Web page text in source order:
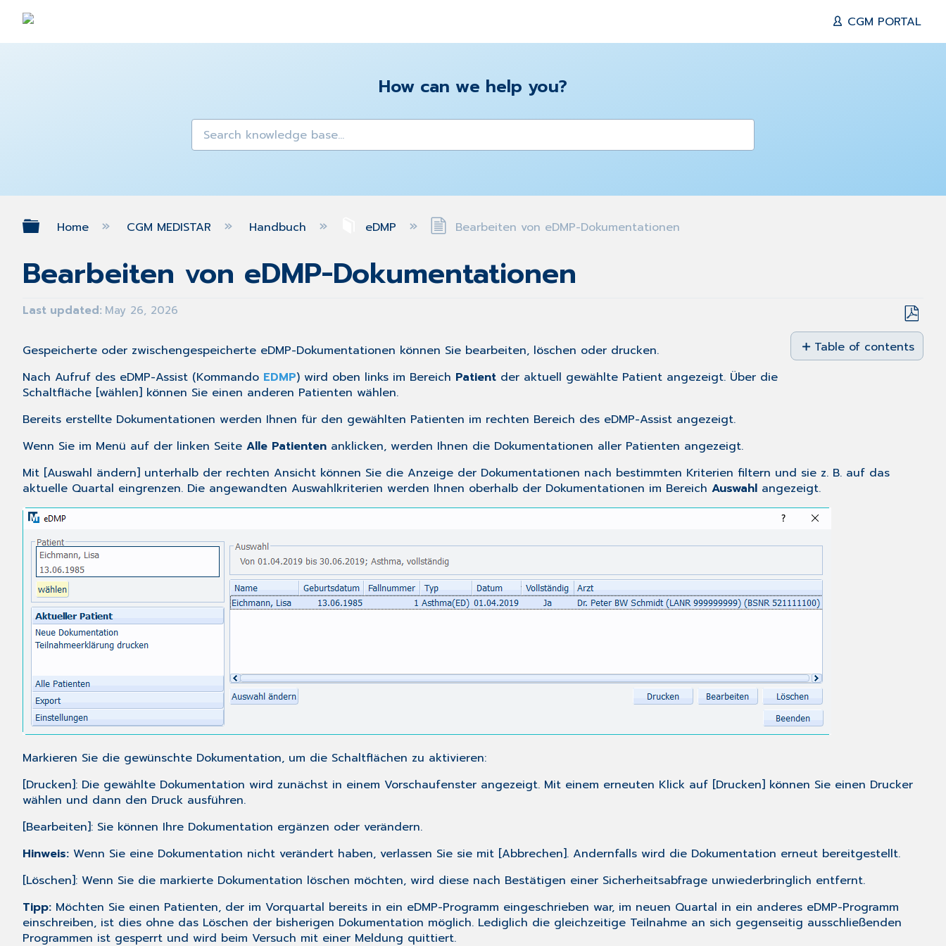
CGM PORTAL
How can we help you?
Expand/collapse global hierarchy
Home CGM MEDISTAR Handbuch eDMP Bearbeiten von eDMP-Dokumentationen
Bearbeiten von eDMP-Dokumentationen
Last updated May 26, 2026
Save
as
PDF
Table of contents
No
Gespeicherte oder zwischengespeicherte eDMP-Dokumentationen können Sie bearbeiten, löschen oder drucken.
Nach Aufruf des eDMP-Assist (Kommando EDMP) wird oben links im Bereich Patient der aktuell gewählte Patient angezeigt. Über die
Schaltfläche [wählen] können Sie einen anderen Patienten wählen.
Bereits erstellte Dokumentationen werden Ihnen für den gewählten Patienten im rechten Bereich des eDMP-Assist angezeigt.
Wenn Sie im Menü auf der linken Seite Alle Patienten anklicken, werden Ihnen die Dokumentationen aller Patienten angezeigt.
Mit [Auswahl ändern] unterhalb der rechten Ansicht können Sie die Anzeige der Dokumentationen nach bestimmten Kriterien filtern und sie z. B. auf das
aktuelle Quartal eingrenzen. Die angewandten Auswahlkriterien werden Ihnen oberhalb der Dokumentationen im Bereich Auswahl angezeigt.
Markieren Sie die gewünschte Dokumentation, um die Schaltflächen zu aktivieren:
[Drucken]: Die gewählte Dokumentation wird zunächst in einem Vorschaufenster angezeigt. Mit einem erneuten Klick auf [Drucken] können Sie einen Drucker
wählen und dann den Druck ausführen.
[Bearbeiten]: Sie können Ihre Dokumentation ergänzen oder verändern.
Hinweis: Wenn Sie eine Dokumentation nicht verändert haben, verlassen Sie sie mit [Abbrechen]. Andernfalls wird die Dokumentation erneut bereitgestellt.
[Löschen]: Wenn Sie die markierte Dokumentation löschen möchten, wird diese nach Bestätigen einer Sicherheitsabfrage unwiederbringlich entfernt.
Tipp: Möchten Sie einen Patienten, der im Vorquartal bereits in ein eDMP-Programm eingeschrieben war, im neuen Quartal in ein anderes eDMP-Programm
einschreiben, ist dies ohne das Löschen der bisherigen Dokumentation möglich. Lediglich die gleichzeitige Teilnahme an sich gegenseitig ausschließenden
Programmen ist gesperrt und wird beim Versuch mit einer Meldung quittiert.